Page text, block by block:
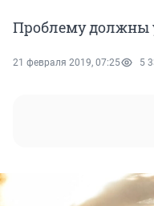
Проблему должны
21 февраля 2019, 07:25 5